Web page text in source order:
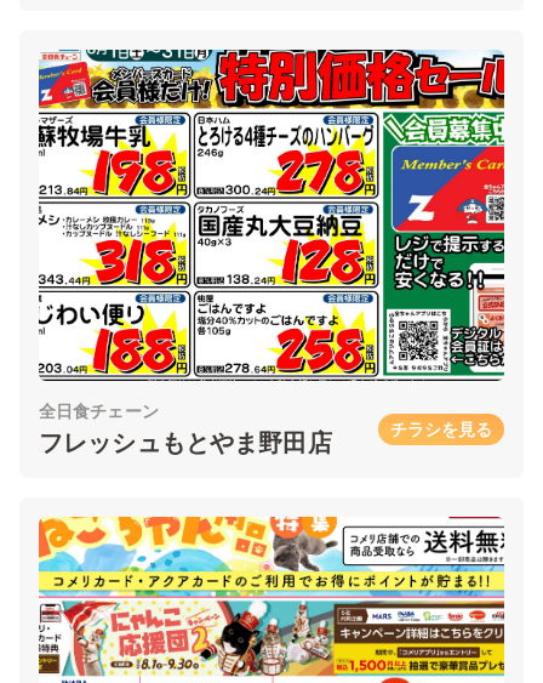
全日食チェーン
フレッシュもとやま野田店 チラシを見る